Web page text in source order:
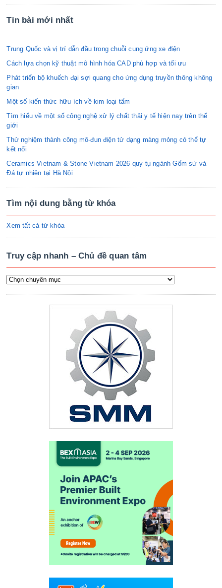
Tin bài mới nhất
Trung Quốc và vị trí dẫn đầu trong chuỗi cung ứng xe điện
Cách lựa chọn kỹ thuật mô hình hóa CAD phù hợp và tối ưu
Phát triển bộ khuếch đại sợi quang cho ứng dụng truyền thông không
gian
Một số kiến thức hữu ích về kim loại tấm
Tìm hiểu về một số công nghệ xử lý chất thải y tế hiện nay trên thế
giới
Thử nghiệm thành công mô-đun điện tử dạng màng mỏng có thể tự
kết nối
Ceramics Vietnam & Stone Vietnam 2026 quy tụ ngành Gốm sứ và
Đá tự nhiên tại Hà Nội
Tìm nội dung bằng từ khóa
Xem tất cả từ khóa
Truy cập nhanh – Chủ đề quan tâm